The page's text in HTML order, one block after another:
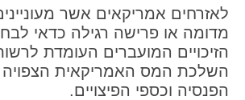
לאזרחים אמריקאים אשר
מדומה או פרישה רגילה כדאי
הזיכויים המועברים העומדת
השלכת המס האמריקאית
הפנסיה וכספי הפיצויים.